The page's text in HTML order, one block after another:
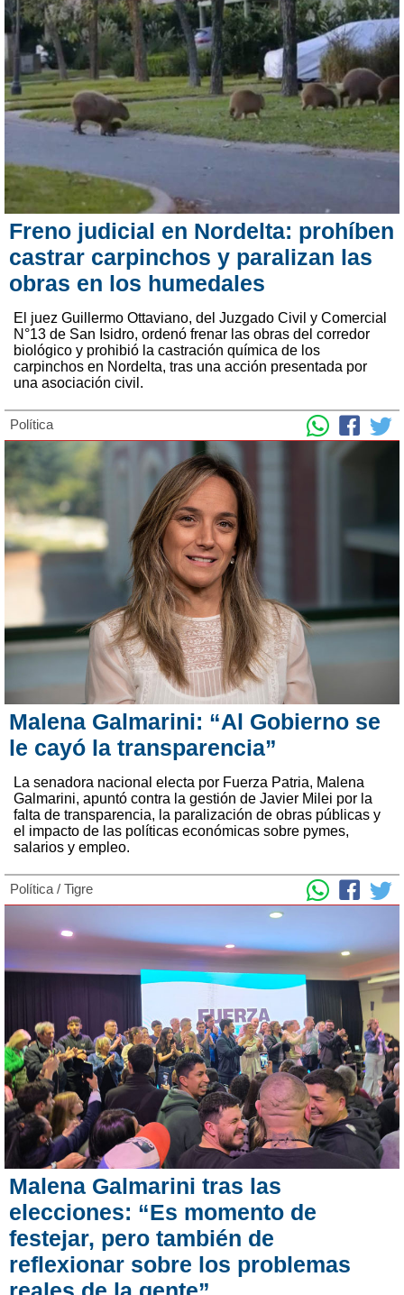
Freno judicial en Nordelta: prohíben
castrar carpinchos y paralizan las
obras en los humedales
El juez Guillermo Ottaviano, del Juzgado Civil y Comercial
N°13 de San Isidro, ordenó frenar las obras del corredor
biológico y prohibió la castración química de los
carpinchos en Nordelta, tras una acción presentada por
una asociación civil.
Política
Malena Galmarini: “Al Gobierno se
le cayó la transparencia”
La senadora nacional electa por Fuerza Patria, Malena
Galmarini, apuntó contra la gestión de Javier Milei por la
falta de transparencia, la paralización de obras públicas y
el impacto de las políticas económicas sobre pymes,
salarios y empleo.
Política / Tigre
Malena Galmarini tras las
elecciones: “Es momento de
festejar, pero también de
reflexionar sobre los problemas